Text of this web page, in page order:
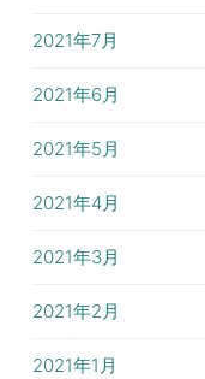
2021年7月
2021年6月
2021年5月
2021年4月
2021年3月
2021年2月
2021年1月